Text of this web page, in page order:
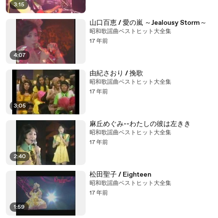
3:15
4:07
山口百恵 / 愛の嵐 ～Jealousy Storm～
昭和歌謡曲ベストヒット大全集
17 年前
3:05
由紀さおり / 挽歌
昭和歌謡曲ベストヒット大全集
17 年前
2:40
麻丘めぐみ--わたしの彼は左きき
昭和歌謡曲ベストヒット大全集
17 年前
1:59
松田聖子 / Eighteen
昭和歌謡曲ベストヒット大全集
17 年前